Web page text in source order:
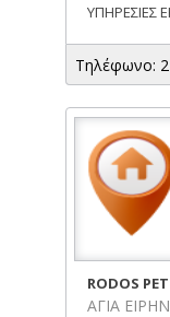
ΥΠΗΡΕΣΙΕΣ
Τηλέφωνο:
RODOS
ΑΓΙΑ